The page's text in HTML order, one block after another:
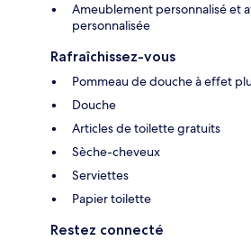
Ameublement personnalisé et
personnalisée
Rafraîchissez-vous
Pommeau de douche à effet
Douche
Articles de toilette gratuits
Sèche-cheveux
Serviettes
Papier toilette
Restez connecté